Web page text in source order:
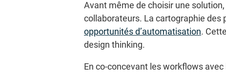
Avant même de choisir une
collaborateurs. La cartographie
opportunités d’automatisation.
design thinking.
En co-concevant les workflows